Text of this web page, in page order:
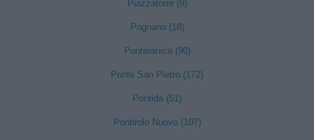
Piazzatorre (9)
Pognano (18)
Ponteranica (90)
Ponte San Pietro (172)
Pontida (51)
Pontirolo Nuovo (107)